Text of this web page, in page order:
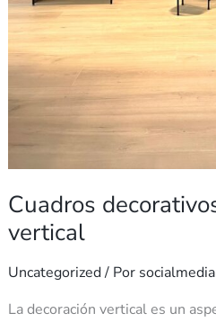
Cuadros
vertical
Uncategorized/ Por
La decoración vertical es un